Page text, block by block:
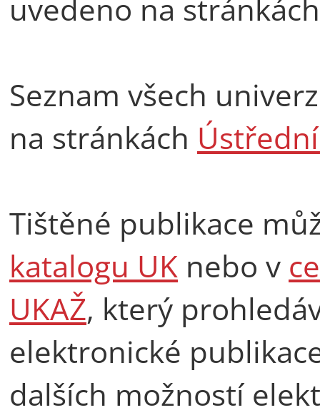
uvedeno na
Seznam všech
na stránkách
Tištěné publikace
katalogu UK nebo v
UKAŽ, který
elektronické
dalších možností